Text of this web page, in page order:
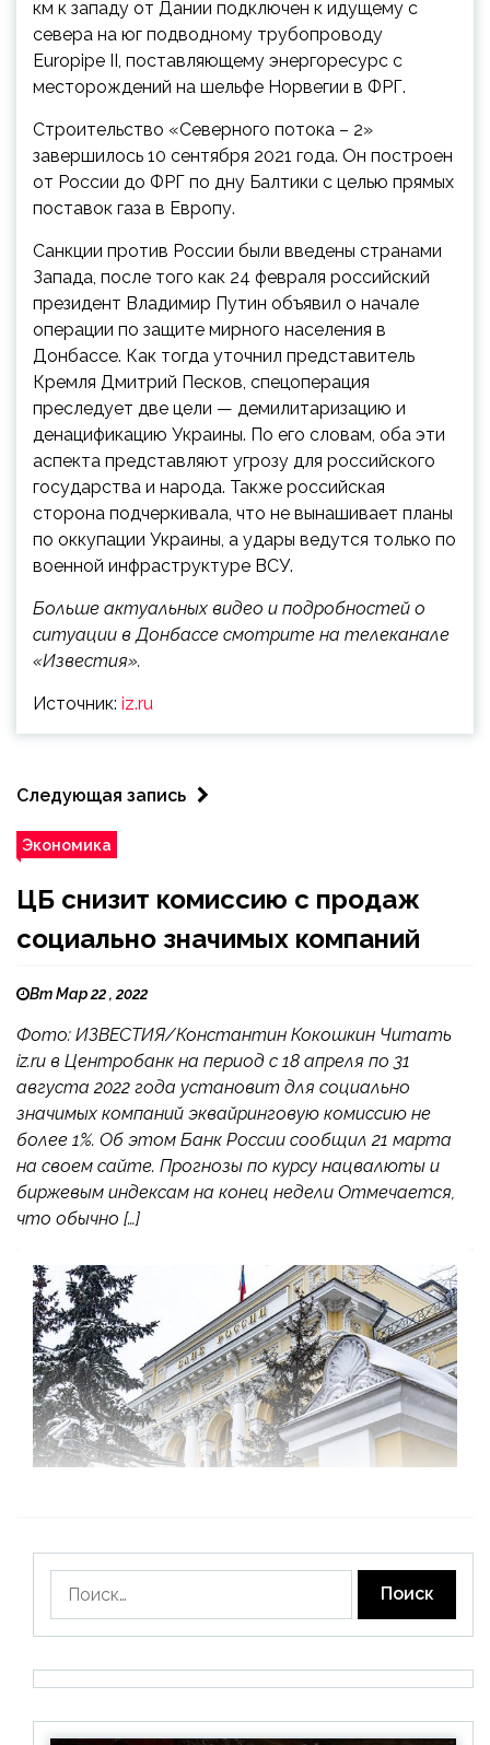
км к западу от Дании подключен к идущему с
севера на юг подводному трубопроводу
Europipe II, поставляющему энергоресурс с
месторождений на шельфе Норвегии в ФРГ.
Строительство «Северного потока – 2»
завершилось 10 сентября 2021 года. Он построен
от России до ФРГ по дну Балтики с целью прямых
поставок газа в Европу.
Санкции против России были введены странами
Запада, после того как 24 февраля российский
президент Владимир Путин объявил о начале
операции по защите мирного населения в
Донбассе. Как тогда уточнил представитель
Кремля Дмитрий Песков, спецоперация
преследует две цели — демилитаризацию и
денацификацию Украины. По его словам, оба эти
аспекта представляют угрозу для российского
государства и народа. Также российская
сторона подчеркивала, что не вынашивает планы
по оккупации Украины, а удары ведутся только по
военной инфраструктуре ВСУ.
Больше актуальных видео и подробностей о
ситуации в Донбассе смотрите на телеканале
«Известия».
Источник: iz.ru
Следующая запись
Экономика
ЦБ снизит комиссию с продаж
социально значимых компаний
Вт Мар 22 , 2022
Фото: ИЗВЕСТИЯ/Константин Кокошкин Читать
iz.ru в Центробанк на период с 18 апреля по 31
августа 2022 года установит для социально
значимых компаний эквайринговую комиссию не
более 1%. Об этом Банк России сообщил 21 марта
на своем сайте. Прогнозы по курсу нацвалюты и
биржевым индексам на конец недели Отмечается,
что обычно […]